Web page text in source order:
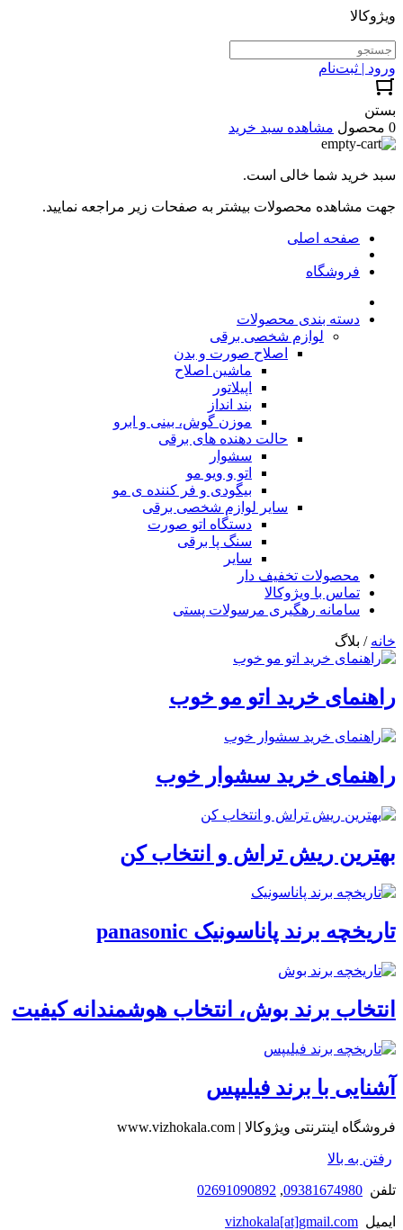
ویژوکالا
ورود | ثبت‌نام
بستن
0 محصول
مشاهده سبد خرید
سبد خرید شما خالی است.
جهت مشاهده محصولات بیشتر به صفحات زیر مراجعه نمایید.
صفحه اصلی
فروشگاه
دسته بندی محصولات
لوازم شخصی برقی
اصلاح صورت و بدن
ماشین اصلاح
اپیلاتور
بند انداز
موزن گوش، بینی و ابرو
حالت دهنده های برقی
سشوار
اتو و ویو مو
بیگودی و فر کننده ی مو
سایر لوازم شخصی برقی
دستگاه اتو صورت
سنگ پا برقی
سایر
محصولات تخفیف دار
تماس با ویژوکالا
سامانه رهگیری مرسولات پستی
خانه / بلاگ
راهنمای خرید اتو مو خوب
راهنمای خرید سشوار خوب
بهترین ریش تراش و انتخاب کن
تاریخچه برند پاناسونیک panasonic
انتخاب برند بوش، انتخاب هوشمندانه کیفیت
آشنایی با برند فیلیپس
فروشگاه اینترنتی ویژوکالا | www.vizhokala.com
رفتن به بالا
تلفن 09381674980
,
02691090892
ایمیل vizhokala[at]gmail.com